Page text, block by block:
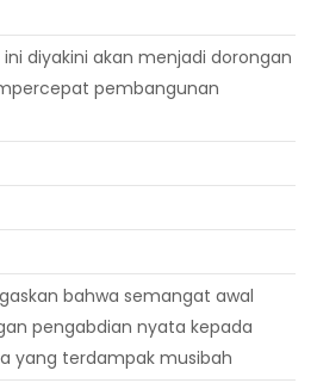
diyakini akan menjadi dorongan
pembangunan
bahwa semangat awal
pengabdian nyata kepada
yang terdampak musibah